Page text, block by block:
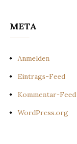
META
Anmelden
Eintrags-Feed
Kommentar-Feed
WordPress.org